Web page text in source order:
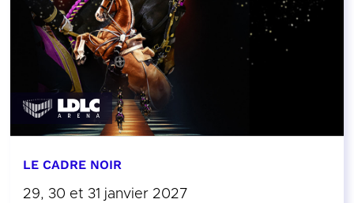
LE CADRE NOIR
29, 30 et 31 janvier 2027